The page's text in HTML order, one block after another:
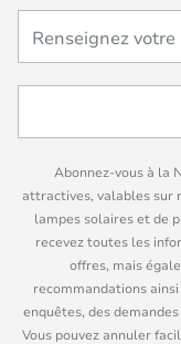
Abonnez-vous à la
attractives, valables sur
lampes solaires et de
recevez toutes les
offres, mais
recommandations
enquêtes, des
Vous pouvez annuler